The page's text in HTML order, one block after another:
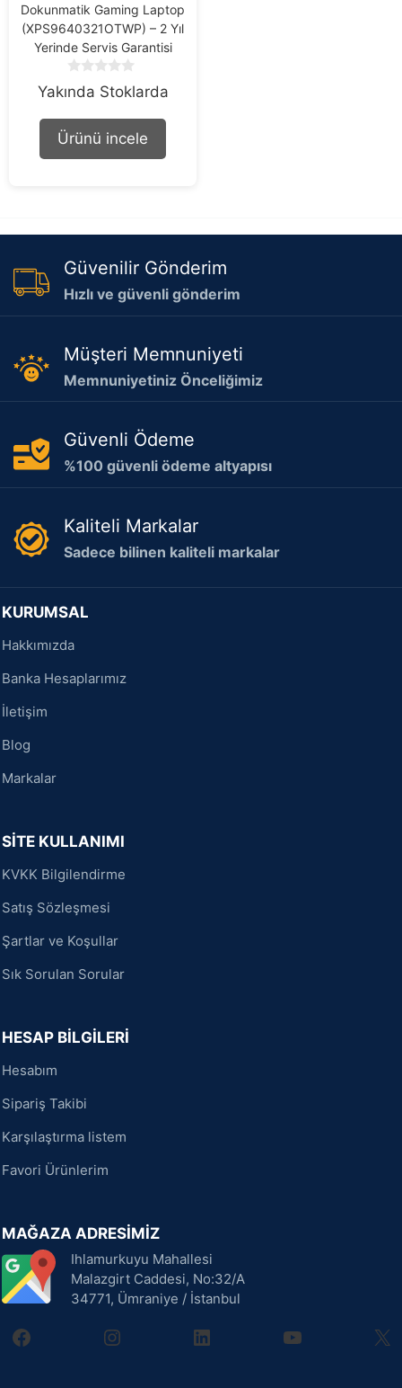
Dokunmatik Gaming Laptop
(XPS9640321OTWP) – 2 Yıl
Yerinde Servis Garantisi
o
o
f
Yakında Stoklarda
Ürünü incele
Güvenilir Gönderim
Hızlı ve güvenli gönderim
Müşteri Memnuniyeti
Memnuniyetiniz Önceliğimiz
Güvenli Ödeme
%100 güvenli ödeme altyapısı
Kaliteli Markalar
Sadece bilinen kaliteli markalar
KURUMSAL
Hakkımızda
Banka Hesaplarımız
İletişim
Blog
Markalar
SİTE KULLANIMI
KVKK Bilgilendirme
Satış Sözleşmesi
Şartlar ve Koşullar
Sık Sorulan Sorular
HESAP BİLGİLERİ
Hesabım
Sipariş Takibi
Karşılaştırma listem
Favori Ürünlerim
MAĞAZA ADRESİMİZ
Ihlamurkuyu Mahallesi
Malazgirt Caddesi, No:32/A
34771, Ümraniye / İstanbul
facebookinstagramlinkedin youtube X